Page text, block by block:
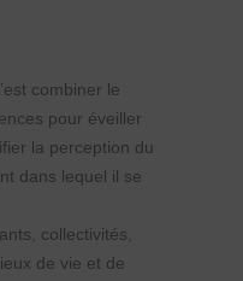
combiner le
pour éveiller
la perception du
dans lequel il se
collectivités,
de vie et de